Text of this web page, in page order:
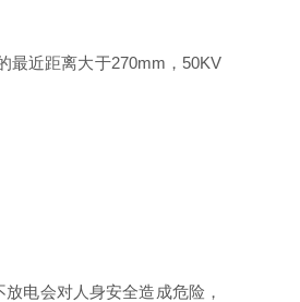
近距离大于270mm，50KV
电会对人身安全造成危险，